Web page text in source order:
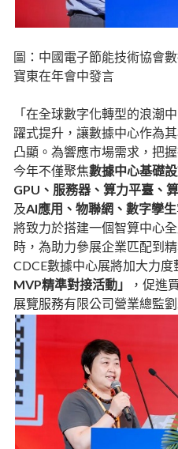
圖：中國電子節能技術協會
寶東在年會中發言
「在全球數字化轉型的浪潮
躍式提升，讓數據中心作為
凸顯。為響應市場需求，把
今年不僅聚焦數據中心基礎
GPU、服務器、算力平臺、
及AI應用、物聯網、數字孿生
將致力於搭建一個智算中心
時，為助力參展企業匹配到
CDCE數據中心展將加大力
MVP精準對接活動」
，促進
展覽服務有限公司營業總監